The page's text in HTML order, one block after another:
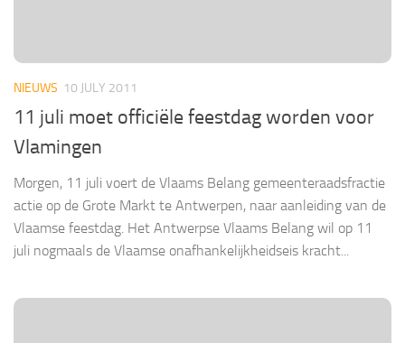
NIEUWS 10 JULY 2011
11 juli moet officiële feestdag worden voor
Vlamingen
Morgen, 11 juli voert de Vlaams Belang gemeenteraadsfractie
actie op de Grote Markt te Antwerpen, naar aanleiding van de
Vlaamse feestdag. Het Antwerpse Vlaams Belang wil op 11
juli nogmaals de Vlaamse onafhankelijkheidseis kracht...